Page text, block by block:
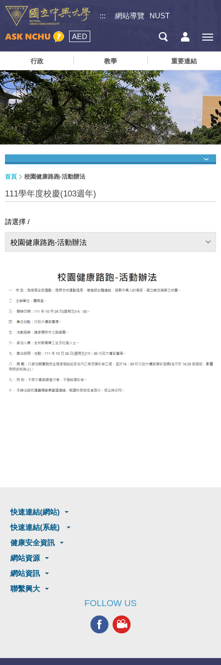
::: 網站導覽 NUST
AED
行政 教學 重要連結
首頁 校園健康路跑-活動辦法
111學年度校慶(103週年)
請選擇 /
校園健康路跑-活動辦法
快速連結(網站)
快速連結(系統)
健康安全資訊
網站資源
網站資訊
聯繫興大
FOLLOW US